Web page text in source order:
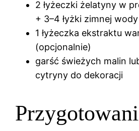
2 łyżeczki żelatyny w
+ 3–4 łyżki zimnej wody
1 łyżeczka ekstraktu
(opcjonalnie)
garść świeżych malin
cytryny do dekoracji